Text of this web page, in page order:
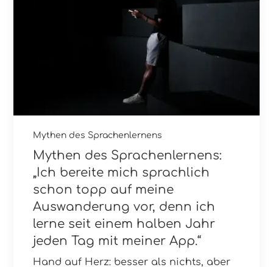
Mythen des Sprachenlernens
Mythen des Sprachenlernens:
„Ich bereite mich sprachlich
schon topp auf meine
Auswanderung vor, denn ich
lerne seit einem halben Jahr
jeden Tag mit meiner App.“
Hand auf Herz: besser als nichts, aber